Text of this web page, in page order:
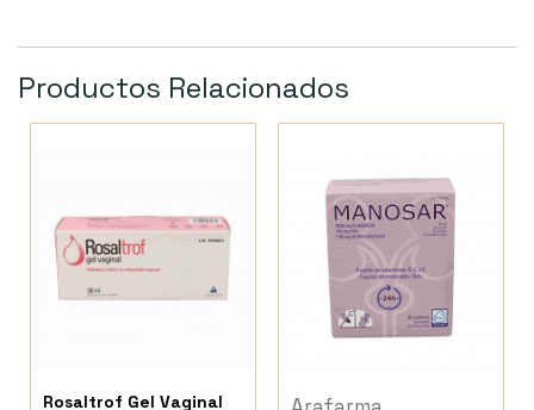
Productos Relacionados
Rosaltrof Gel Vaginal